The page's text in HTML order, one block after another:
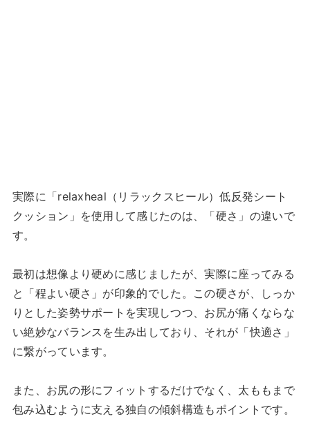
実際に「relaxheal（リラックスヒール）低反発シート
クッション」を使用して感じたのは、「硬さ」の違いで
す。
最初は想像より硬めに感じましたが、実際に座ってみる
と「程よい硬さ」が印象的でした。この硬さが、しっか
りとした姿勢サポートを実現しつつ、お尻が痛くならな
い絶妙なバランスを生み出しており、それが「快適さ」
に繋がっています。
また、お尻の形にフィットするだけでなく、太ももまで
包み込むように支える独自の傾斜構造もポイントです。